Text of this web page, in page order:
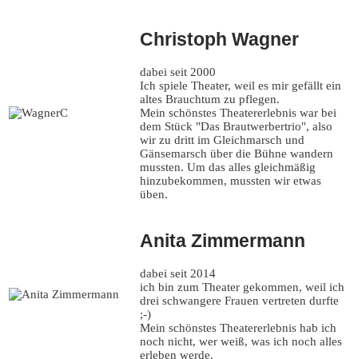
Christoph Wagner
dabei seit 2000
Ich spiele Theater, weil es mir gefällt ein
altes Brauchtum zu pflegen.
Mein schönstes Theatererlebnis war bei
dem Stück "Das Brautwerbertrio", also
wir zu dritt im Gleichmarsch und
Gänsemarsch über die Bühne wandern
mussten. Um das alles gleichmäßig
hinzubekommen, mussten wir etwas
üben.
Anita Zimmermann
dabei seit 2014
ich bin zum Theater gekommen, weil ich
drei schwangere Frauen vertreten durfte
;-)
Mein schönstes Theatererlebnis hab ich
noch nicht, wer weiß, was ich noch alles
erleben werde.